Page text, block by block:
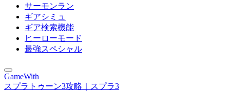
サーモンラン
ギアシミュ
ギア検索機能
ヒーローモード
最強スペシャル
GameWith
スプラトゥーン3攻略｜スプラ3